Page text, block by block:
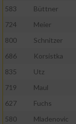
583
Büttner
724
Meier
800
Schnitzer
686
Korsistka
835
Utz
719
Maul
627
Fuchs
580
Mladenovic
verschiedenen
Verwendung
Verwendung